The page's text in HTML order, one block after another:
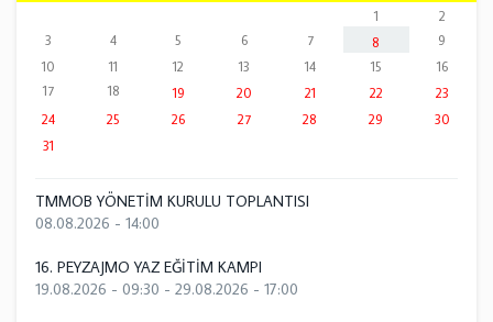
1
2
3
4 5 6 7 8
9
10
11 12 13 14 15
16
17
18 19 20 21 22
23
24
25 26 27 28 29
30
31
TMMOB YÖNETİM KURULU TOPLANTISI
08.08.2026 - 14:00
16. PEYZAJMO YAZ EĞİTİM KAMPI
19.08.2026 - 09:30 - 29.08.2026 - 17:00